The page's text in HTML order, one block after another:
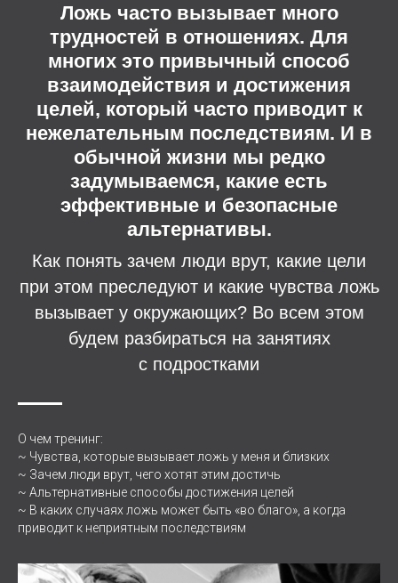
Ложь часто вызывает много
трудностей в отношениях. Для
многих это привычный способ
взаимодействия и достижения
целей, который часто приводит к
нежелательным последствиям. И в
обычной жизни мы редко
задумываемся, какие есть
эффективные и безопасные
альтернативы.
Как понять зачем люди врут, какие цели
при этом преследуют и какие чувства ложь
вызывает у окружающих? Во всем этом
будем разбираться на занятиях
с подростками
О чем тренинг:
~ Чувства, которые вызывает ложь у меня и близких
~ Зачем люди врут, чего хотят этим достичь
~ Альтернативные способы достижения целей
~ В каких случаях ложь может быть «во благо», а когда
приводит к неприятным последствиям